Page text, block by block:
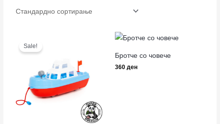
Sale!price
was:
260 ден.
Бротче со човече
360 ден